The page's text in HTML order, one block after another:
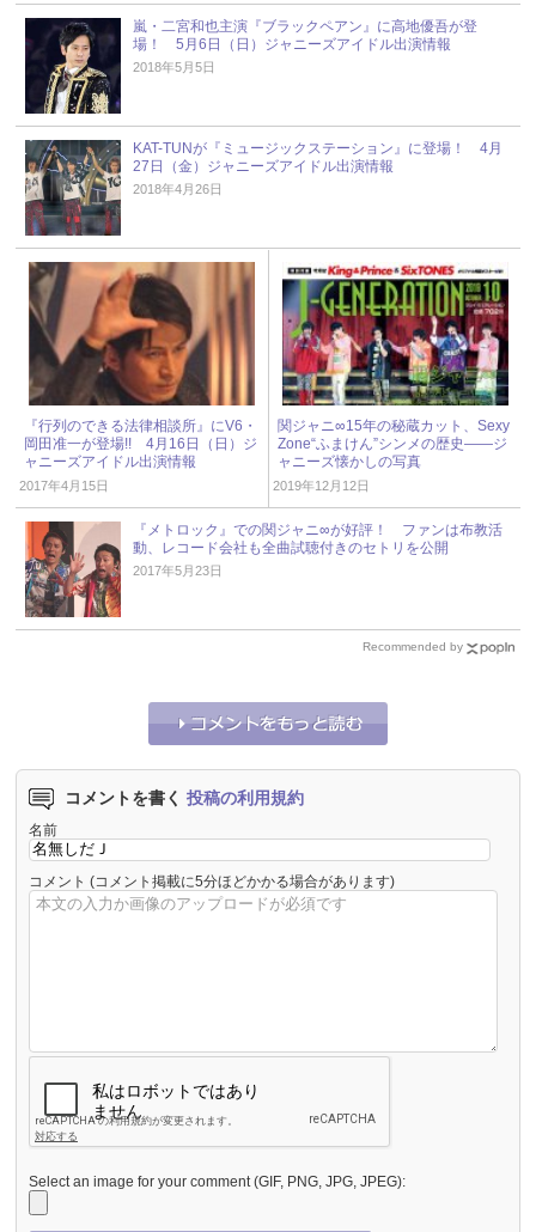
嵐・二宮和也主演『ブラックペアン』に高地優吾が登
場！ 5月6日（日）ジャニーズアイドル出演情報
2018年5月5日
KAT-TUNが『ミュージックステーション』に登場！ 4月
27日（金）ジャニーズアイドル出演情報
2018年4月26日
『行列のできる法律相談所』にV6・
岡田准一が登場!! 4月16日（日）ジ
ャニーズアイドル出演情報
2017年4月15日
関ジャニ∞15年の秘蔵カット、Sexy
Zone“ふまけん”シンメの歴史――ジ
ャニーズ懐かしの写真
2019年12月12日
『メトロック』での関ジャニ∞が好評！ ファンは布教活
動、レコード会社も全曲試聴付きのセトリを公開
2017年5月23日
Recommended by
コメントを書く 投稿の利用規約
名前
コメント (コメント掲載に5分ほどかかる場合があります)
Select an image for your comment (GIF, PNG, JPG, JPEG):